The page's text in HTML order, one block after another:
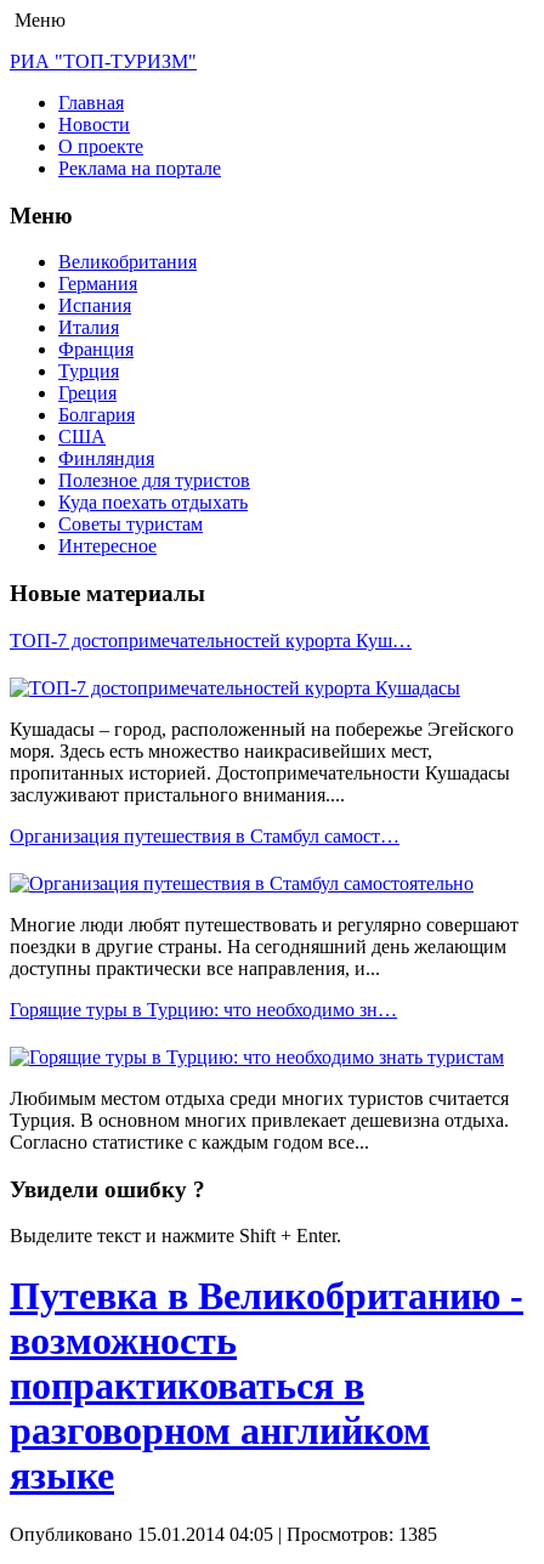
Меню
РИА "ТОП-ТУРИЗМ"
Главная
Новости
О проекте
Реклама на портале
Меню
Великобритания
Германия
Испания
Италия
Франция
Турция
Греция
Болгария
США
Финляндия
Полезное для туристов
Куда поехать отдыхать
Советы туристам
Интересное
Новые материалы
ТОП-7 достопримечательностей курорта Куш…
Кушадасы – город, расположенный на побережье Эгейского
моря. Здесь есть множество наикрасивейших мест,
пропитанных историей. Достопримечательности Кушадасы
заслуживают пристального внимания....
Организация путешествия в Стамбул самост…
Многие люди любят путешествовать и регулярно совершают
поездки в другие страны. На сегодняшний день желающим
доступны практически все направления, и...
Горящие туры в Турцию: что необходимо зн…
Любимым местом отдыха среди многих туристов считается
Турция. В основном многих привлекает дешевизна отдыха.
Согласно статистике с каждым годом все...
Увидели ошибку ?
Выделите текст и нажмите Shift + Enter.
Путевка в Великобританию -
возможность
попрактиковаться в
разговорном английком
языке
Опубликовано 15.01.2014 04:05 | Просмотров: 1385